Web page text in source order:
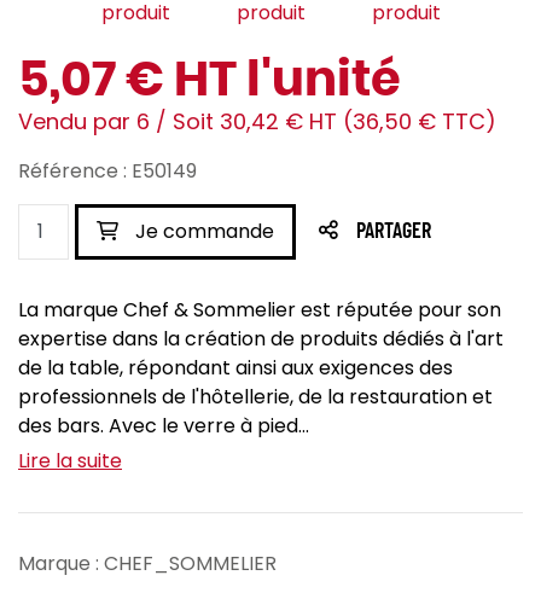
5,07 € HT l'unité
Vendu par 6 / Soit 30,42 € HT (36,50 € TTC)
Référence : E50149
Je commande PARTAGER
La marque Chef & Sommelier est réputée pour son
expertise dans la création de produits dédiés à l'art
de la table, répondant ainsi aux exigences des
professionnels de l'hôtellerie, de la restauration et
des bars. Avec le verre à pied...
Lire la suite
Marque : CHEF_SOMMELIER